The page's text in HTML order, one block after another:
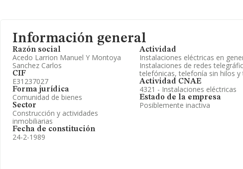
Información general
Razón social
Acedo Larrion Manuel Y Montoya
Sanchez Carlos
CIF
E31237027
Forma jurídica
Comunidad de bienes
Sector
Construcción y actividades
inmobiliarias
Fecha de constitución
24-2-1989
Actividad
Instalaciones eléctricas en
Instalaciones de redes
telefónicas, telefonía sin hilos y
Actividad CNAE
4321 - Instalaciones eléctricas
Estado de la empresa
Posiblemente inactiva